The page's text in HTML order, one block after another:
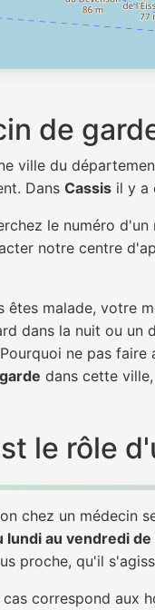
de
ville du
Dans Cassis il y a
le numéro
notre centre
êtes malade, votre
dans la nuit ou
ne pas
dans cette
le rôle
chez un médecin
lundi au vendredi de
proche, qu'il
cas correspond aux